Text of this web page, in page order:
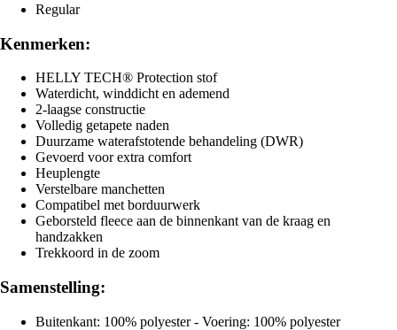
Regular
Kenmerken:
HELLY TECH® Protection stof
Waterdicht, winddicht en ademend
2-laagse constructie
Volledig getapete naden
Duurzame waterafstotende behandeling (DWR)
Gevoerd voor extra comfort
Heuplengte
Verstelbare manchetten
Compatibel met borduurwerk
Geborsteld fleece aan de binnenkant van de kraag en
handzakken
Trekkoord in de zoom
Samenstelling:
Buitenkant: 100% polyester - Voering: 100% polyester